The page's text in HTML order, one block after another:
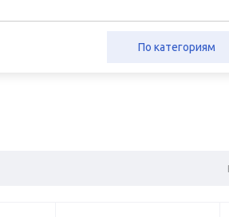
По категориям